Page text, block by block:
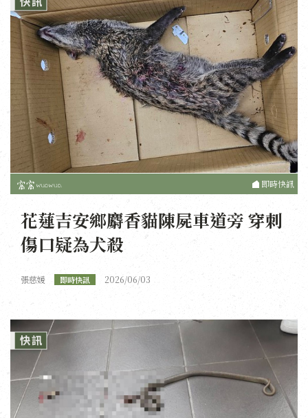
即時快訊
花蓮吉安鄉麝香貓陳屍車道旁 穿刺
傷口疑為犬殺
張慈媛 即時快訊 2026/06/03